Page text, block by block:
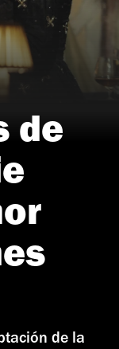
de
de la